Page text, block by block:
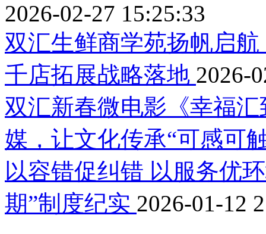
2026-02-27 15:25:33
双汇生鲜商学苑扬帆启
千店拓展战略落地 2026-
双汇新春微电影《幸福
媒，让文化传承“可感可
以容错促纠错 以服务优
期”制度纪实 2026-01-12